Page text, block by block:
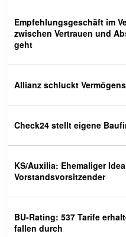
Empfehlungsgeschäft im
zwischen Vertrauen und
geht
Allianz schluckt
Check24 stellt eigene
KS/Auxilia: Ehemaliger
Vorstandsvorsitzender
BU-Rating: 537 Tarife
fallen durch